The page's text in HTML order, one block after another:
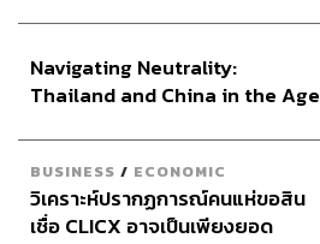
Navigating Neutrality:
Thailand and China in the Age
BUSINESS / ECONOMIC
วิเคราะห์ปรากฏการณ์คนแห่ขอสิน
เชื่อ CLICX อาจเป็นเพียงยอด